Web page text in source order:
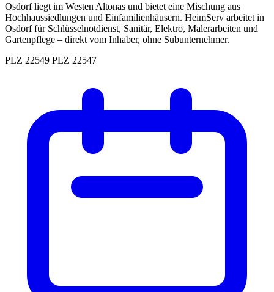
Osdorf liegt im Westen Altonas und bietet eine Mischung aus
Hochhaussiedlungen und Einfamilienhäusern. HeimServ arbeitet in
Osdorf für Schlüsselnotdienst, Sanitär, Elektro, Malerarbeiten und
Gartenpflege – direkt vom Inhaber, ohne Subunternehmer.
PLZ 22549 PLZ 22547